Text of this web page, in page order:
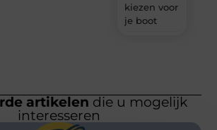
kiezen voor
je boot
artikelen die u mogelijk
interesseren